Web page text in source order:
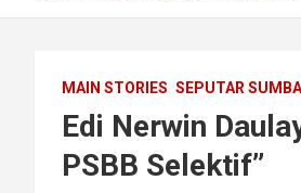
MAIN STORIES SEPUTAR
Edi Nerwin
PSBB Selektif’’